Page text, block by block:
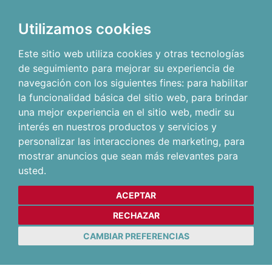
Utilizamos cookies
Este sitio web utiliza cookies y otras tecnologías
de seguimiento para mejorar su experiencia de
navegación con los siguientes fines: para habilitar
la funcionalidad básica del sitio web, para brindar
una mejor experiencia en el sitio web, medir su
interés en nuestros productos y servicios y
personalizar las interacciones de marketing, para
mostrar anuncios que sean más relevantes para
usted.
ACEPTAR
RECHAZAR
CAMBIAR PREFERENCIAS